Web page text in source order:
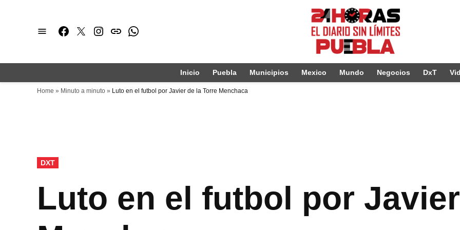
Facebook
TwitterInstagram
issuuWhatsapp
Inicio Puebla Municipios Mexico Mundo Negocios DxT
Home » Minuto a minuto » Luto en el futbol por Javier de la Torre Menchaca
PUBLICADO
EN
DXT
Luto en el futbol por